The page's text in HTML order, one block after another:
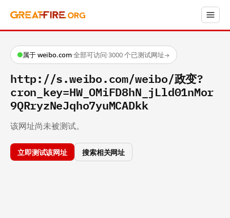
属于 weibo.com·全部可访问·3000 个已测试网址→
http://s.weibo.com/weibo/政变?
cron_key=HW_OMiFD8hN_jLld01nMor
9QRryzNeJqho7yuMCADkk
该网址尚未被测试。
立即测试该网址 搜索相关网址